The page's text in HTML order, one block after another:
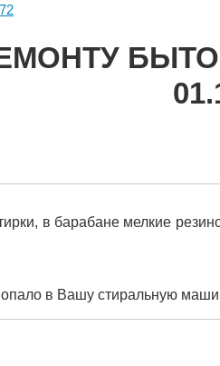
в барабане мелкие
в Вашу стиральную